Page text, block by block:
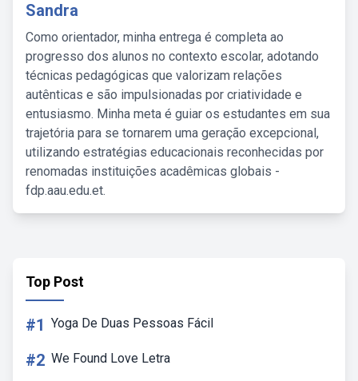
Sandra
Como orientador, minha entrega é completa ao
progresso dos alunos no contexto escolar, adotando
técnicas pedagógicas que valorizam relações
autênticas e são impulsionadas por criatividade e
entusiasmo. Minha meta é guiar os estudantes em sua
trajetória para se tornarem uma geração excepcional,
utilizando estratégias educacionais reconhecidas por
renomadas instituições acadêmicas globais -
fdp.aau.edu.et.
Top Post
#1 Yoga De Duas Pessoas Fácil
#2 We Found Love Letra